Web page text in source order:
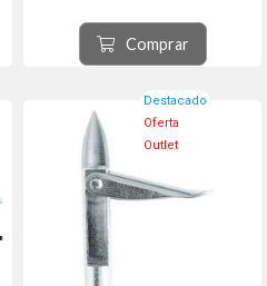
manija para extraer agua de la
piscina y estás listo para disparar,
con un alcance de...
Comprar
Destacado
Oferta
Outlet